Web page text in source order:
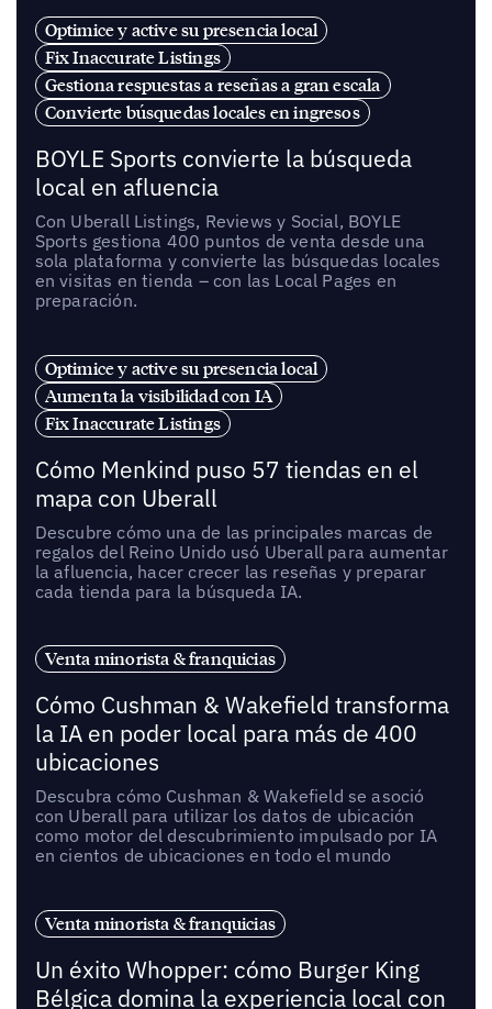
Optimice y active su presencia local
Fix Inaccurate Listings
Gestiona respuestas a reseñas a gran escala
Convierte búsquedas locales en ingresos
BOYLE Sports convierte la búsqueda
local en afluencia
Con Uberall Listings, Reviews y Social, BOYLE
Sports gestiona 400 puntos de venta desde una
sola plataforma y convierte las búsquedas locales
en visitas en tienda – con las Local Pages en
preparación.
Optimice y active su presencia local
Aumenta la visibilidad con IA
Fix Inaccurate Listings
Cómo Menkind puso 57 tiendas en el
mapa con Uberall
Descubre cómo una de las principales marcas de
regalos del Reino Unido usó Uberall para aumentar
la afluencia, hacer crecer las reseñas y preparar
cada tienda para la búsqueda IA.
Venta minorista & franquicias
Cómo Cushman & Wakefield transforma
la IA en poder local para más de 400
ubicaciones
Descubra cómo Cushman & Wakefield se asoció
con Uberall para utilizar los datos de ubicación
como motor del descubrimiento impulsado por IA
en cientos de ubicaciones en todo el mundo
Venta minorista & franquicias
Un éxito Whopper: cómo Burger King
Bélgica domina la experiencia local con